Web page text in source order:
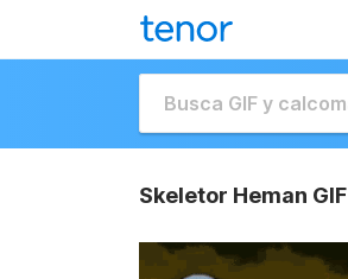
Skeletor Heman GIF